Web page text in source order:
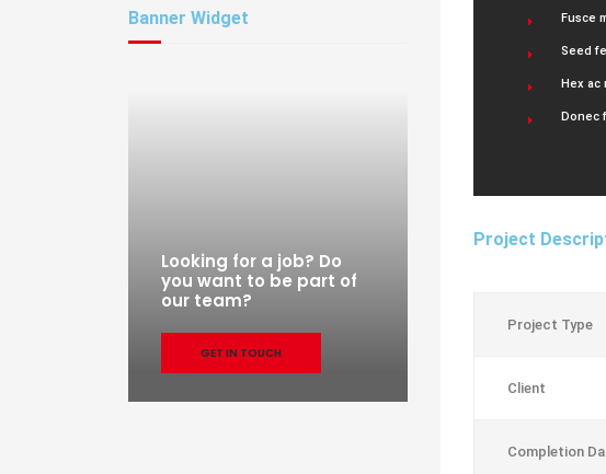
Banner Widget
Looking for a job? Do
you want to be part of
our team?
GET IN TOUCH
Fusce
Seed
Hex ac
Donec
Project
Project Type
Client
Completion